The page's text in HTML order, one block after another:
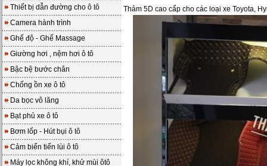
Thiết bị dẫn đường cho ô tô
Camera hành trình
Ghế độ - Ghế Massage
Giường hơi , nệm hơi ô tô
Bậc bệ bước chân
Chống ồn xe ô tô
Da bọc vô lăng
Bạt phủ xe ô tô
Bơm lốp - Hút bụi ô tô
Cảm biến tiến lùi ô tô
Máy lọc không khí, khử mùi ôtô
Thảm 5D cao cấp cho các loại xe Toyota,